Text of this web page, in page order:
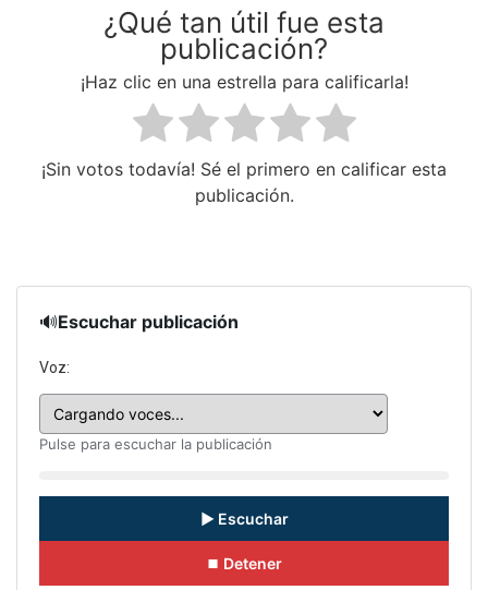
¿Qué tan útil fue esta
publicación?
¡Haz clic en una estrella para calificarla!
¡Sin votos todavía! Sé el primero en calificar esta
publicación.
🔊Escuchar publicación
Voz:
Pulse para escuchar la publicación
▶ Escuchar
⏹ Detener